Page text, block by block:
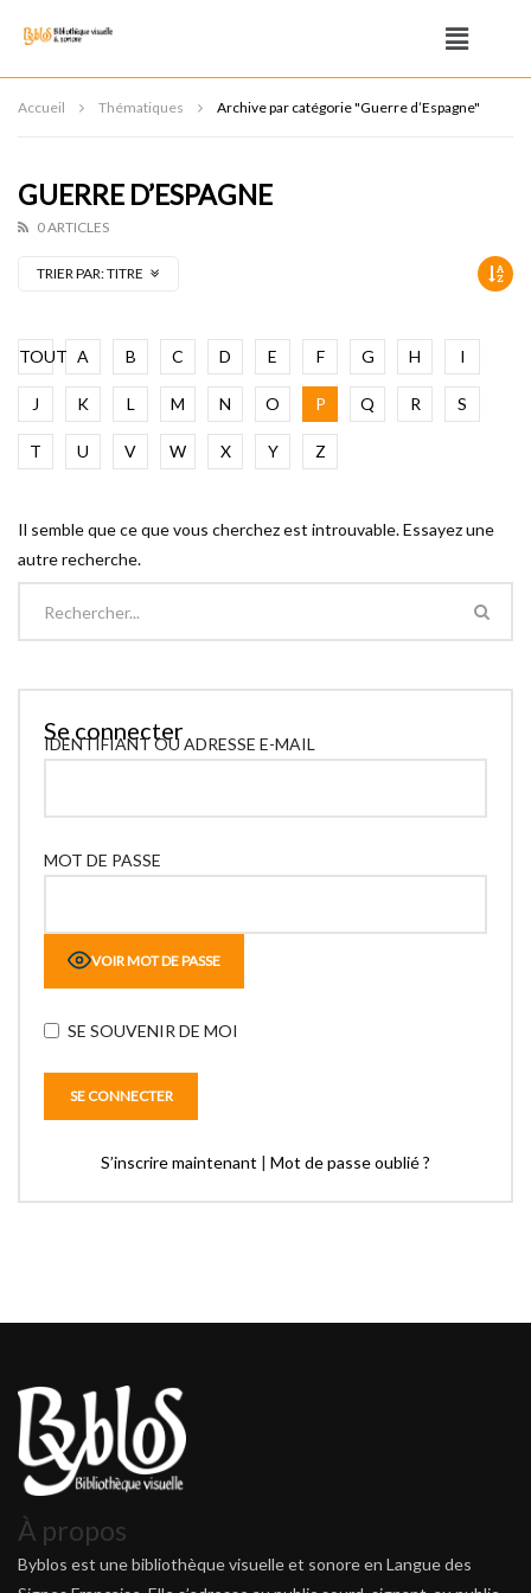
Accueil Thématiques Archive par catégorie "Guerre d’Espagne"
GUERRE D’ESPAGNE
0 ARTICLES
TRIER PAR:TITRE
TOUT A B C D E F G H I
J K L M N O P Q R S
T U V W X Y Z
Il semble que ce que vous cherchez est introuvable. Essayez une
autre recherche.
Se connecter
IDENTIFIANT OU ADRESSE E-MAIL
MOT DE PASSE
VOIR MOT DE PASSE
SE SOUVENIR DE MOI
S’inscrire maintenant | Mot de passe oublié ?
À propos
Byblos est une bibliothèque visuelle et sonore en Langue des